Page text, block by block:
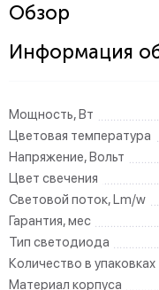
Обзор
Информация
Мощность, Вт
Цветовая температура
Напряжение, Вольт
Цвет свечения
Световой поток, Lm/w
Гарантия, мес
Тип светодиода
Количество в упаковках
Материал корпуса